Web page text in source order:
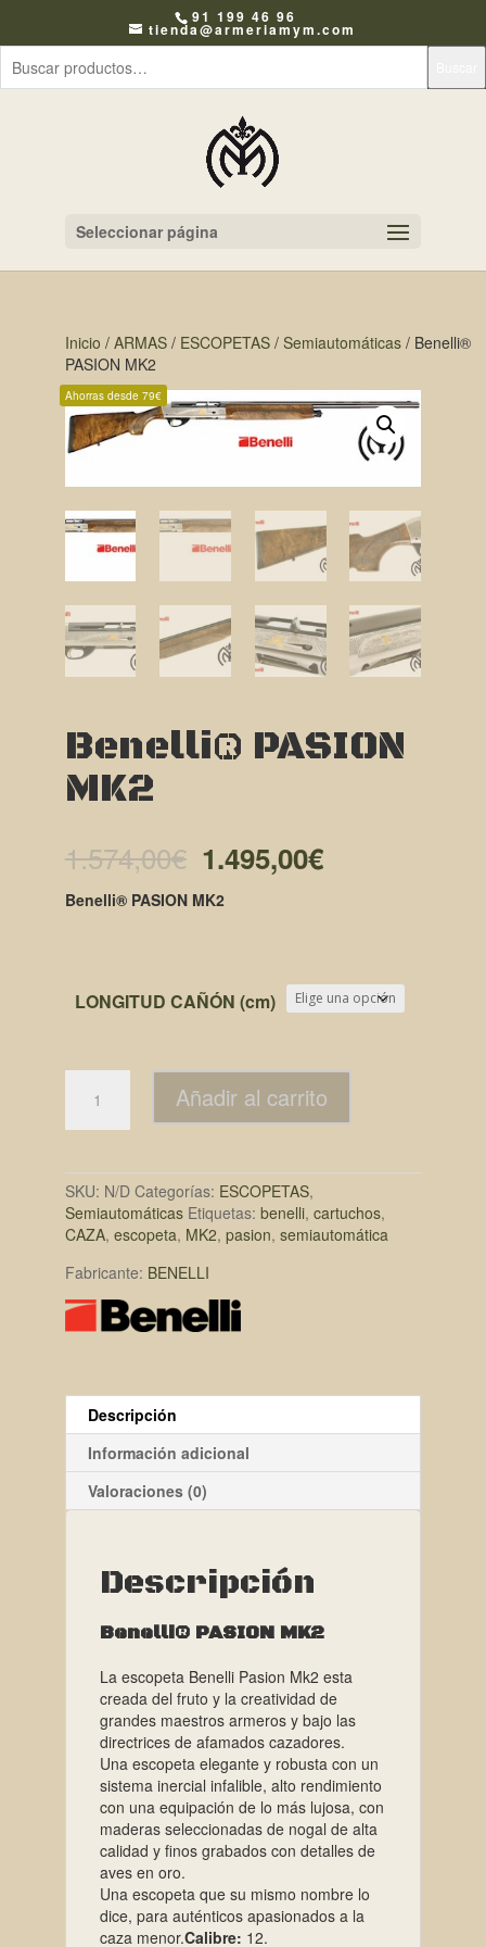
91 199 46 96
tienda@armeriamym.com
Seleccionar página
Inicio / ARMAS/ ESCOPETAS/ Semiautomáticas/ Benelli®
PASION MK2
Ahorras desde 79€
Benelli® PASION
MK2
1.574,00€ El
precio
1.574,00€.
1.495,00€El
es:
1.495,00€.
Benelli® PASION MK2
LONGITUD CAÑÓN (cm)
Añadir al carrito
SKU: N/D Categorías: ESCOPETAS,
Semiautomáticas Etiquetas: benelli, cartuchos,
CAZA, escopeta, MK2, pasion, semiautomática
Fabricante: BENELLI
Descripción
Información adicional
Valoraciones (0)
Descripción
Benelli® PASION MK2
La escopeta Benelli Pasion Mk2 esta
creada del fruto y la creatividad de
grandes maestros armeros y bajo las
directrices de afamados cazadores.
Una escopeta elegante y robusta con un
sistema inercial infalible, alto rendimiento
con una equipación de lo más lujosa, con
maderas seleccionadas de nogal de alta
calidad y finos grabados con detalles de
aves en oro.
Una escopeta que su mismo nombre lo
dice, para auténticos apasionados a la
caza menor.Calibre: 12.